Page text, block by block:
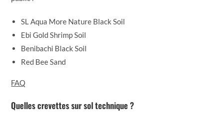
SL Aqua More Nature Black Soil
Ebi Gold Shrimp Soil
Benibachi Black Soil
Red Bee Sand
FAQ
Quelles crevettes sur sol technique ?